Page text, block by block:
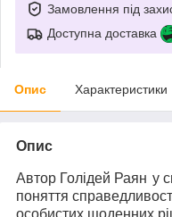
Замовлення під
Доступна доставка
Опис Характеристики
Опис
Автор Голідей Раян у
поняття
особистих щоденних